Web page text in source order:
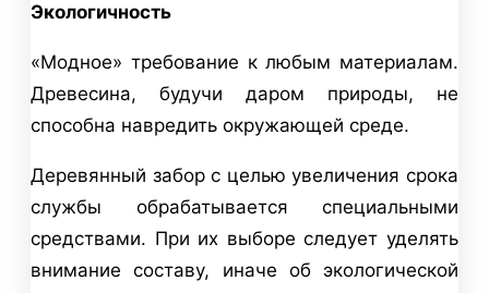
Экологичность
«Модное» требование к любым материалам.
Древесина, будучи даром природы, не
способна навредить окружающей среде.
Деревянный забор с целью увеличения срока
службы обрабатывается специальными
средствами. При их выборе следует уделять
внимание составу, иначе об экологической